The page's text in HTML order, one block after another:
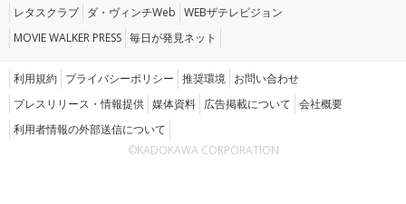
レタスクラブ ダ・ヴィンチWeb WEBザテレビジョン
MOVIE WALKER PRESS 毎日が発見ネット
利用規約 プライバシーポリシー 推奨環境 お問い合わせ
プレスリリース・情報提供 媒体資料 広告掲載について 会社概要
利用者情報の外部送信について
©KADOKAWA CORPORATION